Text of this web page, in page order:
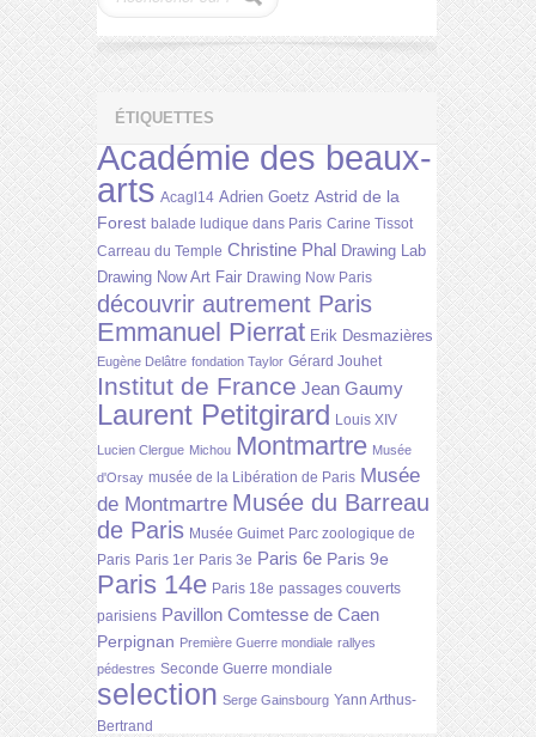
ÉTIQUETTES
Académie des beaux-
arts Acagl14 Adrien Goetz Astrid de la
Forest balade ludique dans Paris Carine Tissot
Carreau du Temple Christine Phal Drawing Lab
Drawing Now Art Fair Drawing Now Paris
découvrir autrement Paris
Emmanuel Pierrat Erik Desmazières
Eugène Delâtre fondation Taylor Gérard Jouhet
Institut de France Jean Gaumy
Laurent Petitgirard Louis XIV
Lucien Clergue Michou Montmartre Musée
d'Orsay musée de la Libération de Paris Musée
de Montmartre Musée du Barreau
de Paris Musée Guimet Parc zoologique de
Paris Paris 1er Paris 3e Paris 6e Paris 9e
Paris 14e Paris 18e passages couverts
parisiens Pavillon Comtesse de Caen
Perpignan Première Guerre mondiale rallyes
pédestres Seconde Guerre mondiale
selection Serge Gainsbourg Yann Arthus-
Bertrand